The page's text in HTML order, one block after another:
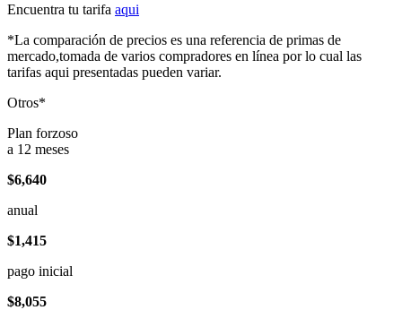
Encuentra tu tarifa aqui
*La comparación de precios es una referencia de primas de
mercado,tomada de varios compradores en línea por lo cual las
tarifas aqui presentadas pueden variar.
Otros*
Plan forzoso
a 12 meses
$6,640
anual
$1,415
pago inicial
$8,055